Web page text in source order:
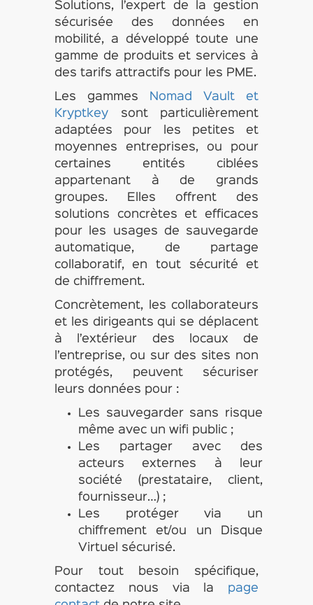
Solutions, l’expert de la gestion
sécurisée des données en
mobilité, a développé toute une
gamme de produits et services à
des tarifs attractifs pour les PME.
Les gammes
Nomad Vault et
Kryptkeysont particulièrement
adaptées pour les petites et
moyennes entreprises, ou pour
certaines entités ciblées
appartenant à de grands
groupes. Elles offrent des
solutions concrètes et efficaces
pour les usages de sauvegarde
automatique, de partage
collaboratif, en tout sécurité et
de chiffrement.
Concrètement, les collaborateurs
et les dirigeants qui se déplacent
à l’extérieur des locaux de
l’entreprise, ou sur des sites non
protégés, peuvent sécuriser
leurs données pour :
Les sauvegarder sans risque
même avec un wifi public ;
Les partager avec des
acteurs externes à leur
société (prestataire, client,
fournisseur…) ;
Les protéger via un
chiffrement et/ou un Disque
Virtuel sécurisé.
Pour tout besoin spécifique,
contactez nous via la page